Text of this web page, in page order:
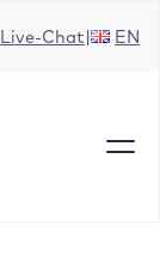
Live-Chat EN